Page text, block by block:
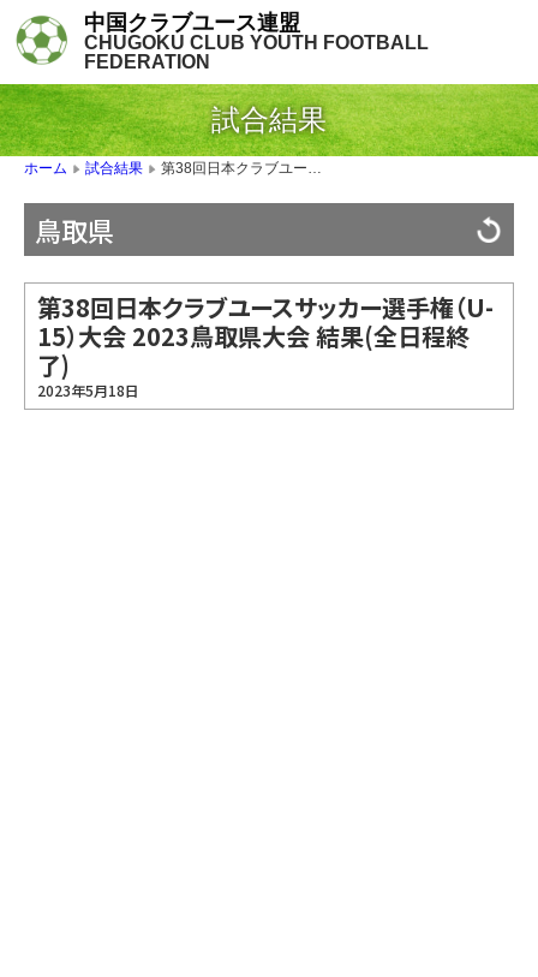
中国クラブユース連盟
CHUGOKU CLUB YOUTH FOOTBALL
FEDERATION
試合結果
ホーム ▶ 試合結果 ▶
鳥取県
第38回日本クラブユースサッカー選手権（U-
15）大会 2023鳥取県大会 結果(全日程終
了)
2023年5月18日